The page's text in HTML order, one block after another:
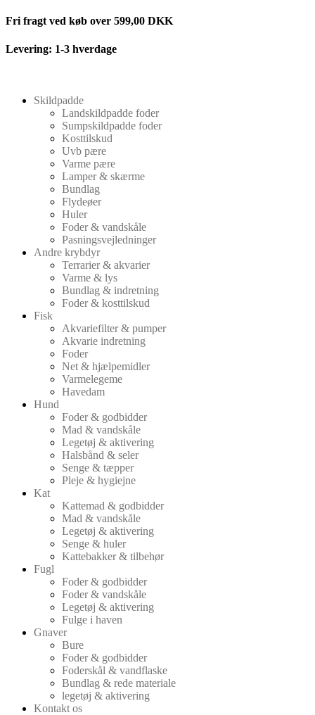
Videre
indhold
Fri fragt ved køb over 599,00 DKK
Levering: 1-3 hverdage
Skildpadde
Landskildpadde foder
Sumpskildpadde foder
Kosttilskud
Uvb pære
Varme pære
Lamper & skærme
Bundlag
Flydeøer
Huler
Foder & vandskåle
Pasningsvejledninger
Andre krybdyr
Terrarier & akvarier
Varme & lys
Bundlag & indretning
Foder & kosttilskud
Fisk
Akvariefilter & pumper
Akvarie indretning
Foder
Net & hjælpemidler
Varmelegeme
Havedam
Hund
Foder & godbidder
Mad & vandskåle
Legetøj & aktivering
Halsbånd & seler
Senge & tæpper
Pleje & hygiejne
Kat
Kattemad & godbidder
Mad & vandskåle
Legetøj & aktivering
Senge & huler
Kattebakker & tilbehør
Fugl
Foder & godbidder
Foder & vandskåle
Legetøj & aktivering
Fulge i haven
Gnaver
Bure
Foder & godbidder
Foderskål & vandflaske
Bundlag & rede materiale
legetøj & aktivering
Kontakt os